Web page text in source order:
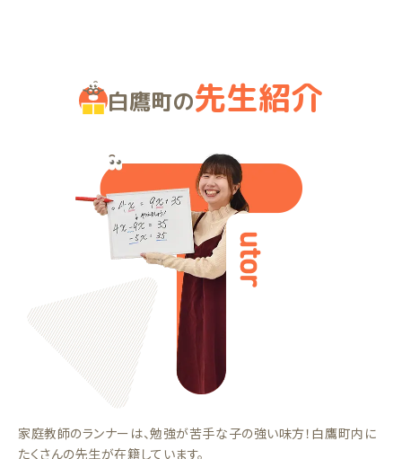
白鷹町の先生紹介
家庭教師のランナーは、勉強が苦手な子の強い味方！白鷹町内に
たくさんの先生が在籍しています。